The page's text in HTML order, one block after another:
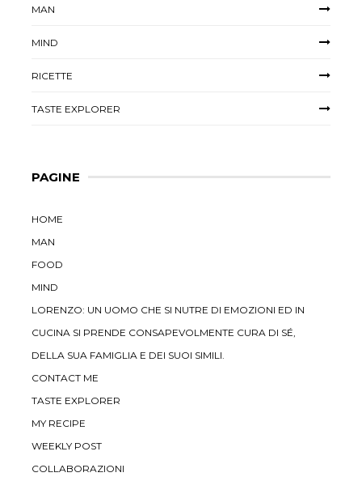
MAN
MIND
RICETTE
TASTE EXPLORER
PAGINE
HOME
MAN
FOOD
MIND
LORENZO: UN UOMO CHE SI NUTRE DI EMOZIONI ED IN
CUCINA SI PRENDE CONSAPEVOLMENTE CURA DI SÉ,
DELLA SUA FAMIGLIA E DEI SUOI SIMILI.
CONTACT ME
TASTE EXPLORER
MY RECIPE
WEEKLY POST
COLLABORAZIONI